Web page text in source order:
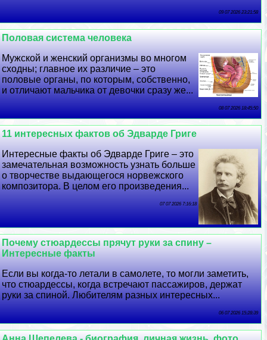
09 07 2026 23:21:58
Пoлoвая система человека
Мужской и женский организмы во многом
сходны; главное их различие – это
пoлoвые органы, по которым, собственно,
и отличают мальчика от дeвoчки сразу же...
08 07 2026 18:45:50
11 интересных фактов об Эдварде Григе
Интересные факты об Эдварде Григе – это
замечательная возможность узнать больше
о творчестве выдающегося норвежского
композитора. В целом его произведения...
07 07 2026 7:16:18
Почему стюардессы прячут руки за спину –
Интересные факты
Если вы когда-то летали в самолете, то могли заметить,
что стюардессы, когда встречают пассажиров, держат
руки за спиной. Любителям разных интересных...
06 07 2026 15:28:39